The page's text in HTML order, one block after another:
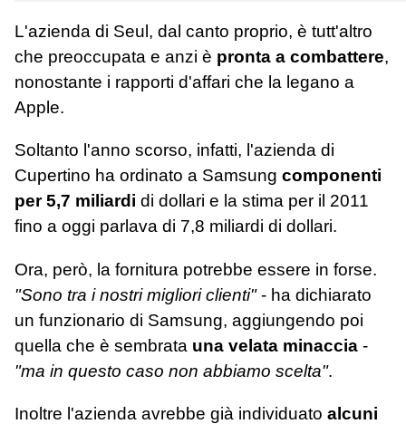
L'azienda di Seul, dal canto proprio, è tutt'altro
che preoccupata e anzi è pronta a combattere,
nonostante i rapporti d'affari che la legano a
Apple.
Soltanto l'anno scorso, infatti, l'azienda di
Cupertino ha ordinato a Samsung componenti
per 5,7 miliardi di dollari e la stima per il 2011
fino a oggi parlava di 7,8 miliardi di dollari.
Ora, però, la fornitura potrebbe essere in forse.
"Sono tra i nostri migliori clienti"- ha dichiarato
un funzionario di Samsung, aggiungendo poi
quella che è sembrata una velata minaccia -
"ma in questo caso non abbiamo scelta".
Inoltre l'azienda avrebbe già individuato alcuni